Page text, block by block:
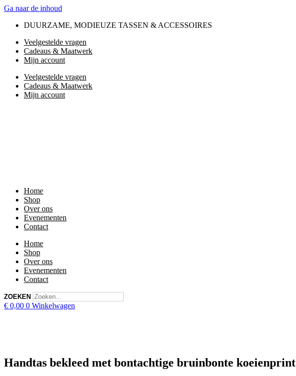
Ga naar de inhoud
DUURZAME, MODIEUZE TASSEN & ACCESSOIRES
Veelgestelde vragen
Cadeaus & Maatwerk
Mijn account
Veelgestelde vragen
Cadeaus & Maatwerk
Mijn account
Home
Shop
Over ons
Evenementen
Contact
Home
Shop
Over ons
Evenementen
Contact
ZOEKEN
€ 0,00 0 Winkelwagen
Handtas bekleed met bontachtige bruinbonte koeienprint